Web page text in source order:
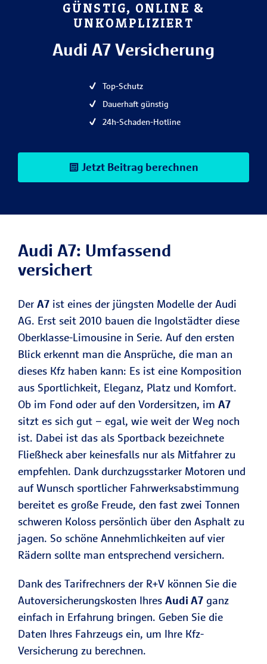
GÜNSTIG, ONLINE &
UNKOMPLIZIERT
Audi A7 Versicherung
Top-Schutz
Dauerhaft günstig
24h-Schaden-Hotline
Jetzt Beitrag berechnen
Audi A7: Umfassend
versichert
Der A7 ist eines der jüngsten Modelle der Audi
AG. Erst seit 2010 bauen die Ingolstädter diese
Oberklasse-Limousine in Serie. Auf den ersten
Blick erkennt man die Ansprüche, die man an
dieses Kfz haben kann: Es ist eine Komposition
aus Sportlichkeit, Eleganz, Platz und Komfort.
Ob im Fond oder auf den Vordersitzen, im A7
sitzt es sich gut – egal, wie weit der Weg noch
ist. Dabei ist das als Sportback bezeichnete
Fließheck aber keinesfalls nur als Mitfahrer zu
empfehlen. Dank durchzugsstarker Motoren und
auf Wunsch sportlicher Fahrwerksabstimmung
bereitet es große Freude, den fast zwei Tonnen
schweren Koloss persönlich über den Asphalt zu
jagen. So schöne Annehmlichkeiten auf vier
Rädern sollte man entsprechend versichern.
Dank des Tarifrechners der R+V können Sie die
Autoversicherungskosten Ihres Audi A7 ganz
einfach in Erfahrung bringen. Geben Sie die
Daten Ihres Fahrzeugs ein, um Ihre Kfz-
Versicherung zu berechnen.